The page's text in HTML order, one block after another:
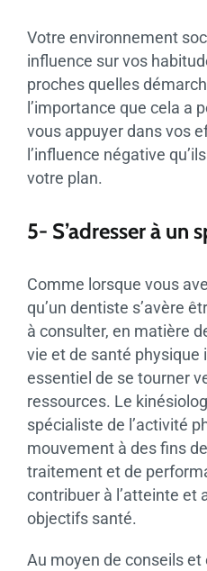
Votre environnement
influence sur vos
proches quelles
l’importance que cela a
vous appuyer dans vos
l’influence négative
votre plan.
5- S’adresser à un
Comme lorsque vous
qu’un dentiste s’avère
à consulter, en matière
vie et de santé physique
essentiel de se tourner
ressources. Le
spécialiste de l’activité
mouvement à des fins
traitement et de
contribuer à l’atteinte et
objectifs santé.
Au moyen de conseils et